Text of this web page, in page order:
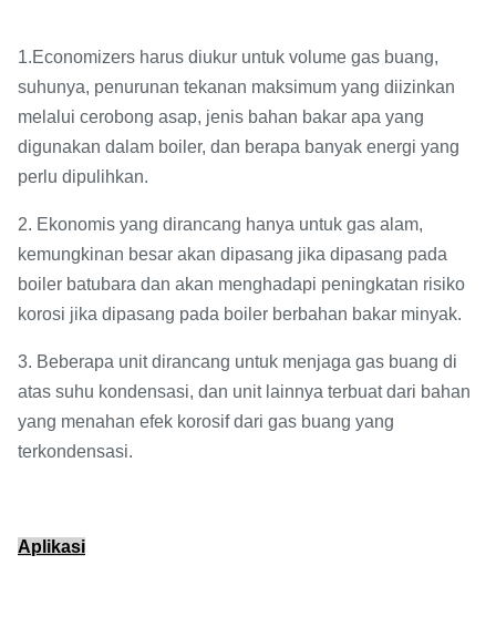
1.Economizers harus diukur untuk volume gas buang,
suhunya, penurunan tekanan maksimum yang diizinkan
melalui cerobong asap, jenis bahan bakar apa yang
digunakan dalam boiler, dan berapa banyak energi yang
perlu dipulihkan.
2. Ekonomis yang dirancang hanya untuk gas alam,
kemungkinan besar akan dipasang jika dipasang pada
boiler batubara dan akan menghadapi peningkatan risiko
korosi jika dipasang pada boiler berbahan bakar minyak.
3. Beberapa unit dirancang untuk menjaga gas buang di
atas suhu kondensasi, dan unit lainnya terbuat dari bahan
yang menahan efek korosif dari gas buang yang
terkondensasi.
Aplikasi